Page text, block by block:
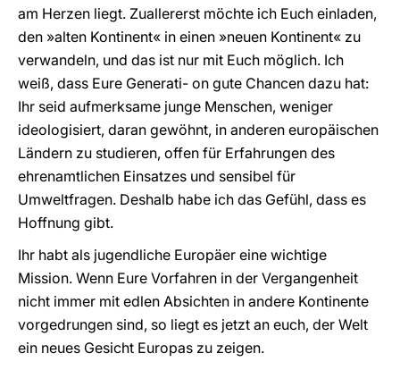
am Herzen liegt. Zuallererst möchte ich Euch einladen,
den »alten Kontinent« in einen »neuen Kontinent« zu
verwandeln, und das ist nur mit Euch möglich. Ich
weiß, dass Eure Generati- on gute Chancen dazu hat:
Ihr seid aufmerksame junge Menschen, weniger
ideologisiert, daran gewöhnt, in anderen europäischen
Ländern zu studieren, offen für Erfahrungen des
ehrenamtlichen Einsatzes und sensibel für
Umweltfragen. Deshalb habe ich das Gefühl, dass es
Hoffnung gibt.
Ihr habt als jugendliche Europäer eine wichtige
Mission. Wenn Eure Vorfahren in der Vergangenheit
nicht immer mit edlen Absichten in andere Kontinente
vorgedrungen sind, so liegt es jetzt an euch, der Welt
ein neues Gesicht Europas zu zeigen.